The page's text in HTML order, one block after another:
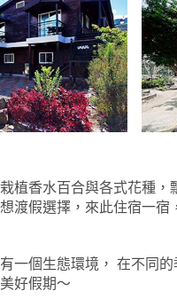
植香水百合與各式花種
渡假選擇，來此住宿一宿
一個生態環境， 在不同
好假期～